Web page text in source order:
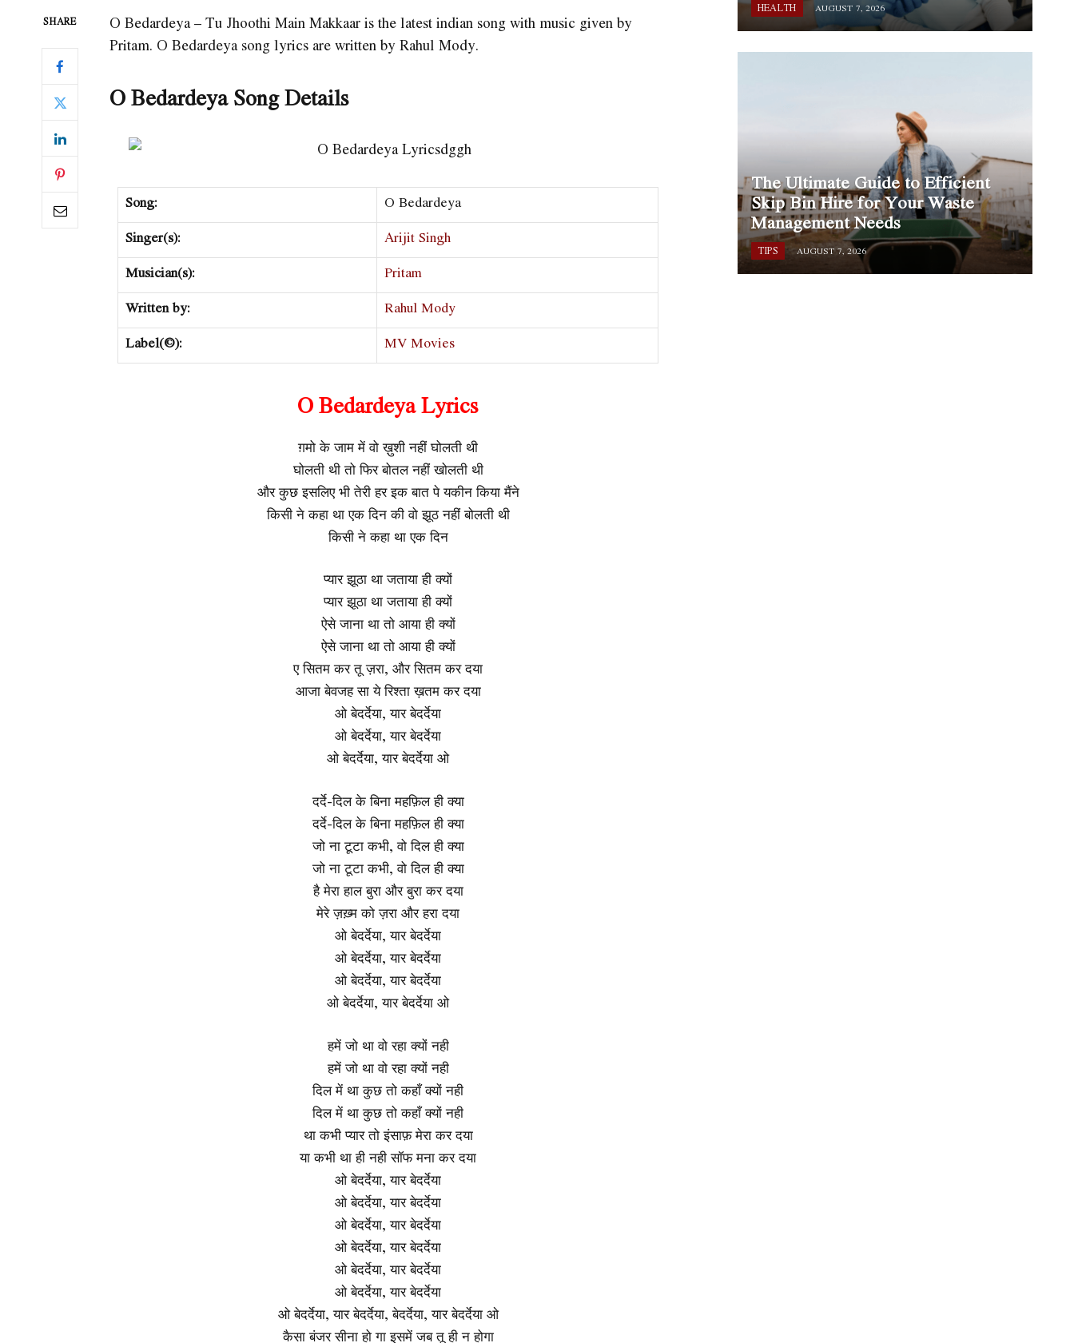
SHARE
O Bedardeya – Tu Jhoothi Main Makkaar is the latest indian song with music given by
Pritam. O Bedardeya song lyrics are written by Rahul Mody.
O Bedardeya Song Details
Song:
O Bedardeya
Singer(s):
Arijit Singh
Musician(s):
Pritam
Written by:
Rahul Mody
Label(©):
MV Movies
O Bedardeya Lyrics
ग़मो के जाम में वो ख़ुशी नहीं घोलती थी
घोलती थी तो फिर बोतल नहीं खोलती थी
और कुछ इसलिए भी तेरी हर इक बात पे यकीन किया मैंने
किसी ने कहा था एक दिन की वो झूठ नहीं बोलती थी
किसी ने कहा था एक दिन
प्यार झूठा था जताया ही क्यों
प्यार झूठा था जताया ही क्यों
ऐसे जाना था तो आया ही क्यों
ऐसे जाना था तो आया ही क्यों
ए सितम कर तू ज़रा, और सितम कर दया
आजा बेवजह सा ये रिश्ता ख़तम कर दया
ओ बेदर्देया, यार बेदर्देया
ओ बेदर्देया, यार बेदर्देया
ओ बेदर्देया, यार बेदर्देया ओ
दर्दे-दिल के बिना महफ़िल ही क्या
दर्दे-दिल के बिना महफ़िल ही क्या
जो ना टूटा कभी, वो दिल ही क्या
जो ना टूटा कभी, वो दिल ही क्या
है मेरा हाल बुरा और बुरा कर दया
मेरे ज़ख़्म को ज़रा और हरा दया
ओ बेदर्देया, यार बेदर्देया
ओ बेदर्देया, यार बेदर्देया
ओ बेदर्देया, यार बेदर्देया
ओ बेदर्देया, यार बेदर्देया ओ
हमें जो था वो रहा क्यों नही
हमें जो था वो रहा क्यों नही
दिल में था कुछ तो कहाँ क्यों नही
दिल में था कुछ तो कहाँ क्यों नही
था कभी प्यार तो इंसाफ़ मेरा कर दया
या कभी था ही नही सॉफ मना कर दया
ओ बेदर्देया, यार बेदर्देया
ओ बेदर्देया, यार बेदर्देया
ओ बेदर्देया, यार बेदर्देया
ओ बेदर्देया, यार बेदर्देया
ओ बेदर्देया, यार बेदर्देया
ओ बेदर्देया, यार बेदर्देया
ओ बेदर्देया, यार बेदर्देया, बेदर्देया, यार बेदर्देया ओ
कैसा बंजर सीना हो गा इसमें जब तू ही न होगा
HEALTH AUGUST 7, 2026
The Ultimate Guide to Efficient
Skip Bin Hire for Your Waste
Management Needs
TIPS AUGUST 7, 2026